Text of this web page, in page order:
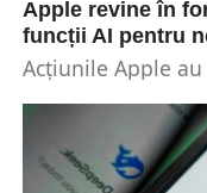
Apple revine în
funcții AI pentru
Acțiunile Apple